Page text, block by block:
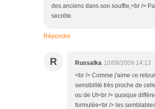
des anciens dans son souffle,<br />
secrète.
Répondre
R Russalka 10/08/2009 14:13
<br /> Comme j'aime ce
sensibilité très proche de
ou de Ut<br /> quoique
formulée<br /> les